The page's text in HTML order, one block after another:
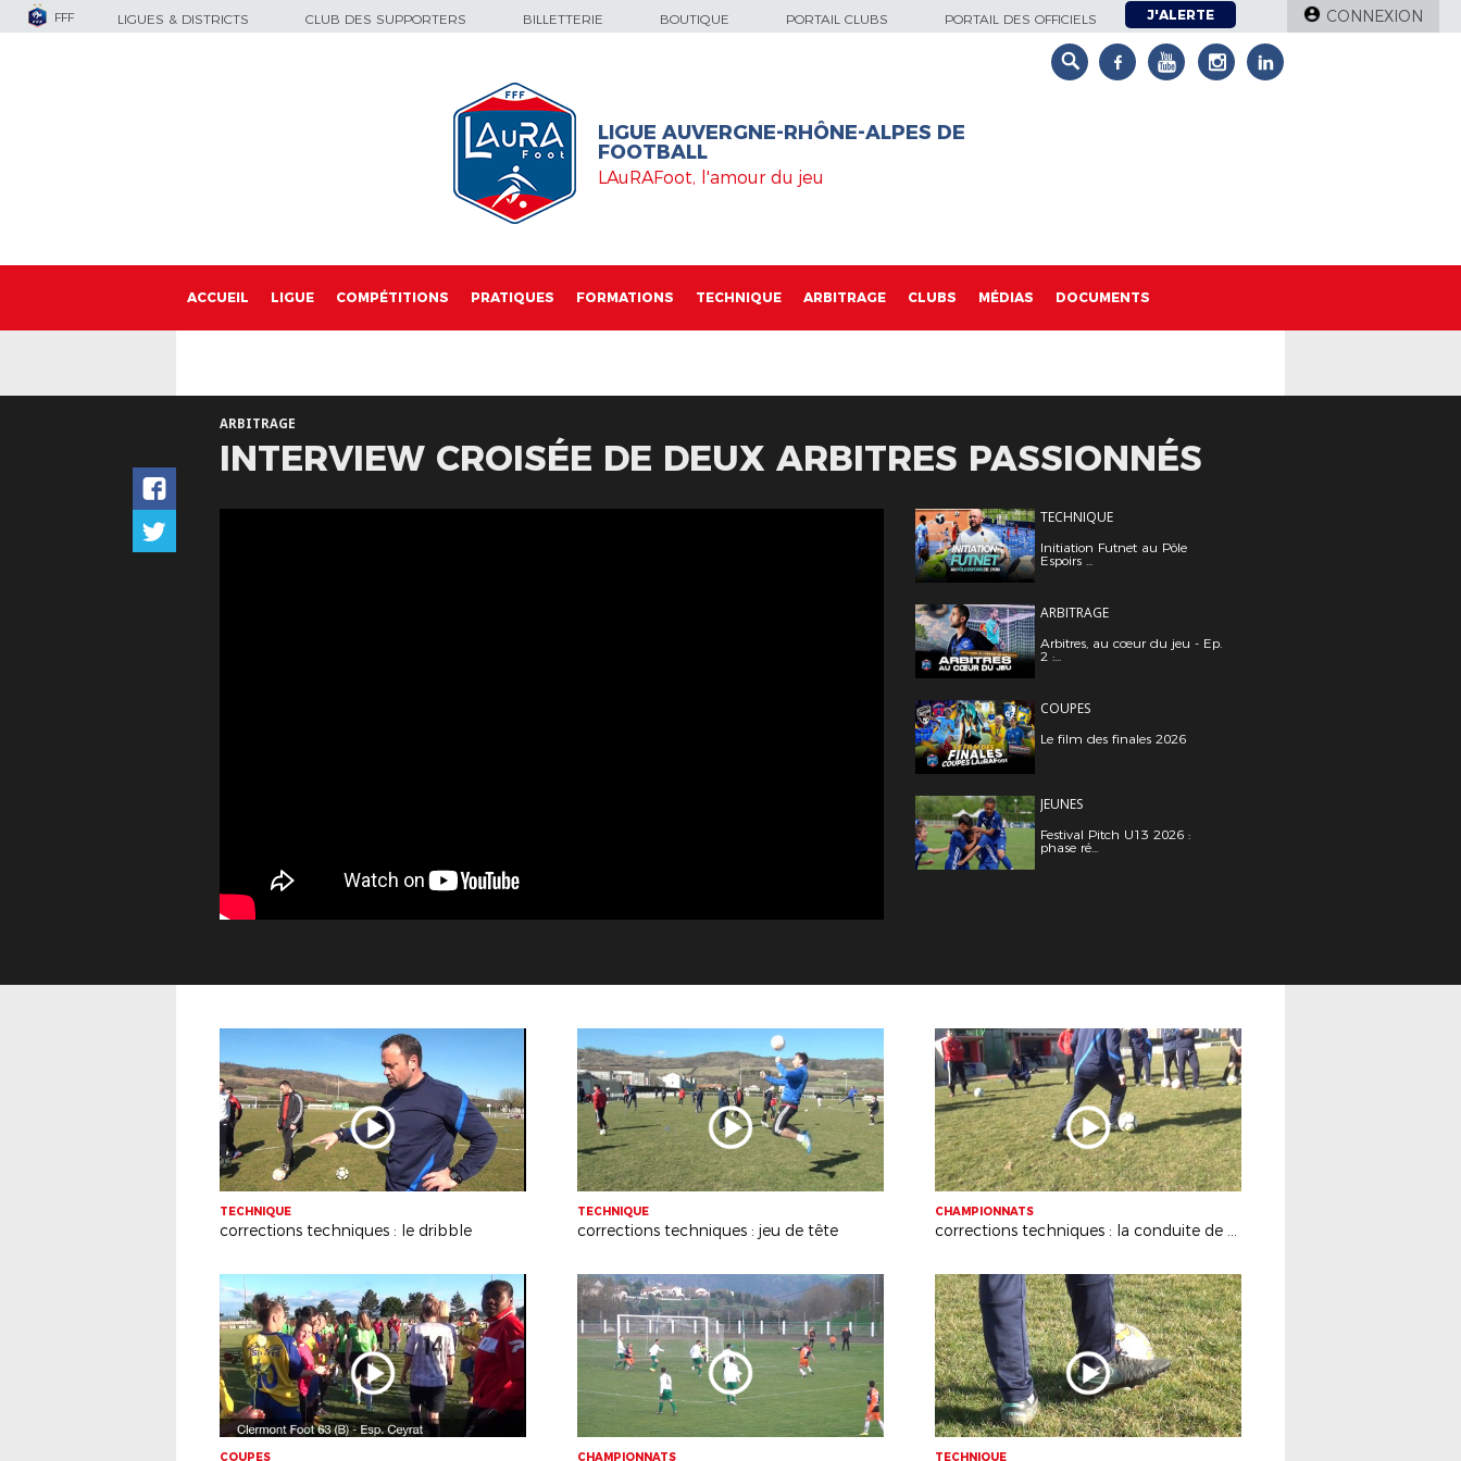
FFF LIGUES & DISTRICTS CLUB DES SUPPORTERS BILLETTERIE BOUTIQUE PORTAIL CLUBS PORTAIL DES OFFICIELS J'ALERTE CONNEXION
LIGUE AUVERGNE-RHÔNE-ALPES DE
FOOTBALL
LAuRAFoot, l'amour du jeu
ACCUEIL LIGUE COMPÉTITIONS PRATIQUES FORMATIONS TECHNIQUE ARBITRAGE CLUBS MÉDIAS DOCUMENTS
ARBITRAGE
INTERVIEW CROISÉE DE DEUX ARBITRES PASSIONNÉS
TECHNIQUE
Initiation Futnet au Pôle
Espoirs ...
ARBITRAGE
Arbitres, au cœur du jeu - Ep.
2 :...
COUPES
Le film des finales 2026
JEUNES
Festival Pitch U13 2026 :
phase ré...
TECHNIQUE
corrections techniques : le dribble
TECHNIQUE
corrections techniques : jeu de tête
CHAMPIONNATS
corrections techniques : la conduite de balle
COUPES CHAMPIONNATS TECHNIQUE